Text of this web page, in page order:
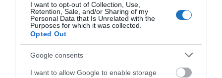
I want to opt-out of Collection, Use,
Retention, Sale, and/or Sharing of my
Personal Data that Is Unrelated with the
Purposes for which it was collected.
Opted Out
Google consents
I want to allow Google to enable storage
egy hosszú hétvégébe sűríthető élmény.
Opatija turizmusa tavaly ünnepelte
180. születésnapját, az opatijai
Riviérán pedig 2026 nyara több
szempontból is fordulópont